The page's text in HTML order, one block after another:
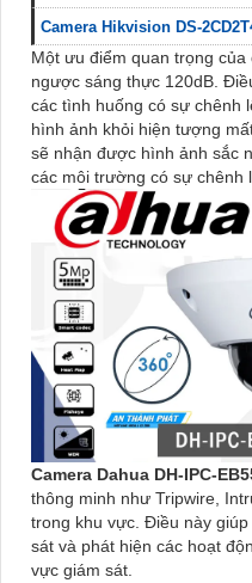
Camera Hikvision DS-
Một ưu điểm quan trọng
ngược sáng thực 120dB.
các tình huống có sự chênh
hình ảnh khỏi hiện tượng
sẽ nhận được hình ảnh sắc
các môi trường có sự chênh
Camera Dahua DH-IPC-
thông minh như Tripwire,
trong khu vực. Điều này
sát và phát hiện các hoạt
vực giám sát.